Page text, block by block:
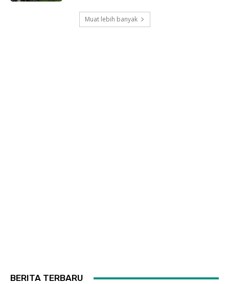
Muat lebih banyak
BERITA TERBARU